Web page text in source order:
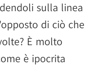
sulla linea
di ciò che
È molto
è ipocrita